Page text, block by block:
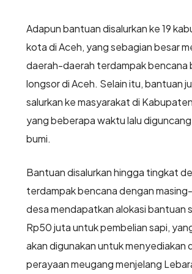
Adapun bantuan disalurkan ke 19
kota di Aceh, yang sebagian besar
daerah-daerah terdampak bencana
longsor di Aceh. Selain itu, bantuan
salurkan ke masyarakat di
yang beberapa waktu lalu
bumi.
Bantuan disalurkan hingga tingkat
terdampak bencana dengan
desa mendapatkan alokasi bantuan
Rp50 juta untuk pembelian sapi,
akan digunakan untuk menyediakan
perayaan meugang menjelang